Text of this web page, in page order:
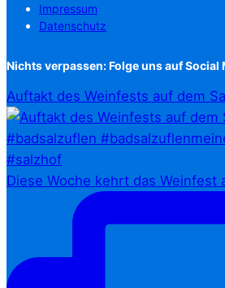
Impressum
Datenschutz
Nichts verpassen: Folge uns auf Social
Auftakt des Weinfests auf dem
Diese Woche kehrt das Weinfest